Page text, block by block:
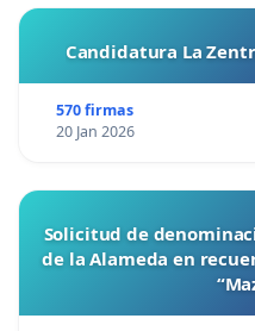
Candidatura La
570 firmas
20 Jan 2026
Solicitud de
de la Alameda en